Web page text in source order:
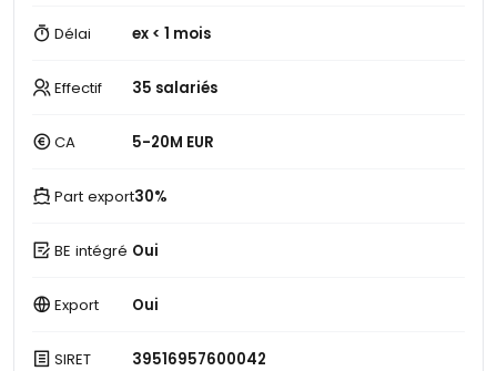
Délai ex < 1 mois
Effectif 35 salariés
CA 5-20M EUR
Part export30%
BE intégré Oui
Export Oui
SIRET 39516957600042